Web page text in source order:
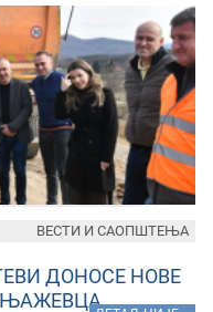
ДОНОСЕ НОВЕ
ВЕСТИ И САОПШТЕЊА